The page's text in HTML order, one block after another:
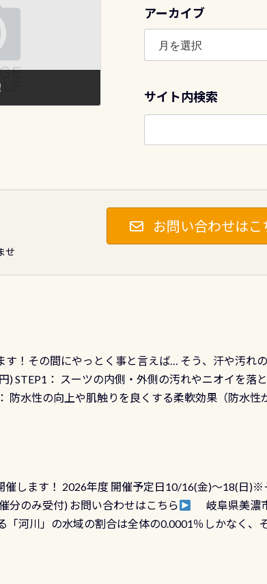
アーカイブ
ア
カ
ブ
サイト内検索
せ
お問い合わせはこ
！その間にやっとく事と言えば… そう、汗や汚れ
STEP1： スーツの内側・外側の汚れやニオイを落
防水性の向上や肌触りを良くする柔軟効果（防水性
ってのは避けましょう！実際水につけて水検査して
ングの際に行うのですが、空気を送り込む「給気
一緒な訳ですから、ボタンが潮噛みしてドライス
う！まだした事がない方はこれを機会に是非やっ
します！ 2026年度 開催予定日10/16(金)～18(日)※
分のみ受付) お問い合わせはこちら
岐阜県美濃
河川」の水域の割合は全体の0.0001％しかなく、